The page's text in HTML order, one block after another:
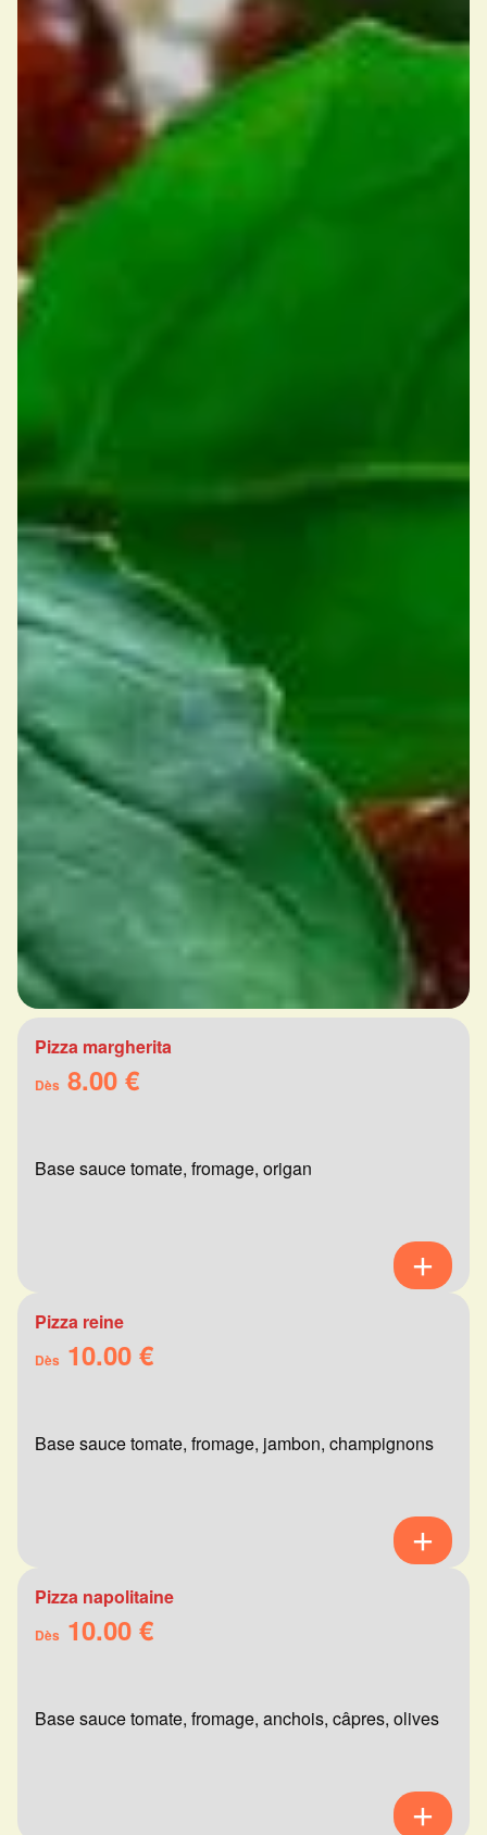
Pizza margherita
Dès 8.00 €
Base sauce tomate, fromage, origan
Pizza reine
Dès 10.00 €
Base sauce tomate, fromage, jambon, champignons
Pizza napolitaine
Dès 10.00 €
Base sauce tomate, fromage, anchois, câpres, olives